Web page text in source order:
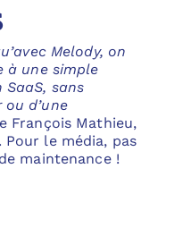
Melody, on
à une simple
sans
ou d’une
François Mathieu,
le média, pas
maintenance !